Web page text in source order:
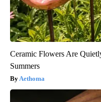
Ceramic Flowers Are
Summers
Aethoma